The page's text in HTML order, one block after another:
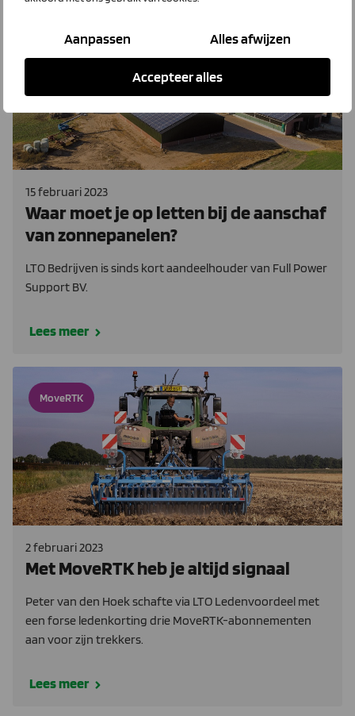
Aanpassen Alles afwijzen
Accepteer alles
Full Power Support
15 februari 2023
Waar moet je op letten bij de aanschaf
van zonnepanelen?
LTO Bedrijven is sinds kort aandeelhouder van Full Power
Support BV.
Lees meer
MoveRTK
2 februari 2023
Met MoveRTK heb je altijd signaal
Peter van den Hoek schafte via LTO Ledenvoordeel met
een forse ledenkorting drie MoveRTK-abonnementen
aan voor zijn trekkers.
Lees meer